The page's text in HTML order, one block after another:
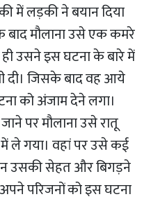
में लड़की ने बयान दिया
मौलाना उसे एक कमरे
उसने इस घटना के बारे में
दी। जिसके बाद वह आये
को अंजाम देने लगा।
पर मौलाना उसे रातू
ले गया। वहां पर उसे कई
उसकी सेहत और बिगड़ने
परिजनों को इस घटना